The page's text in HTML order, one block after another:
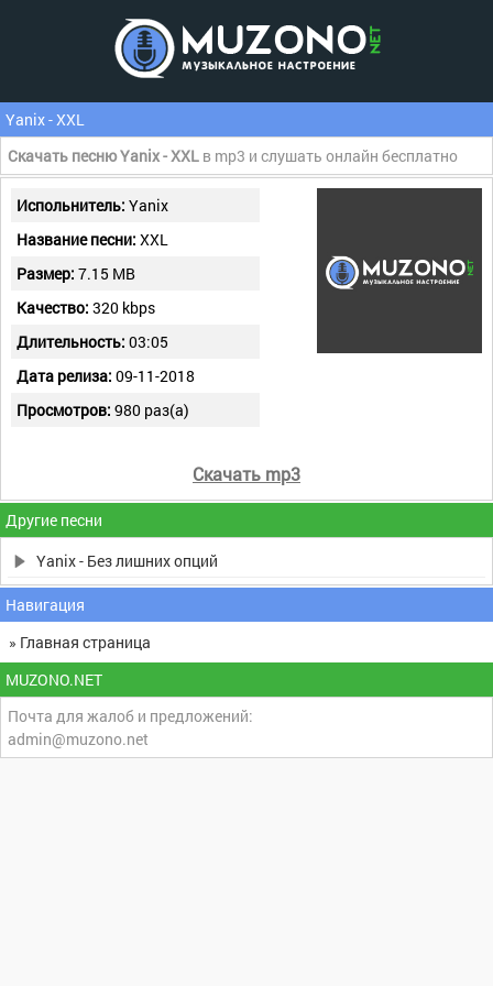
Yanix - XXL
Скачать песню Yanix - XXL в mp3 и слушать онлайн бесплатно
Испольнитель: Yanix
Название песни: XXL
Размер: 7.15 MB
Качество: 320 kbps
Длительность: 03:05
Дата релиза: 09-11-2018
Просмотров: 980 раз(а)
Скачать mp3
Другие песни
Yanix - Без лишних опций
Навигация
» Главная страница
MUZONO.NET
Почта для жалоб и предложений:
admin@muzono.net